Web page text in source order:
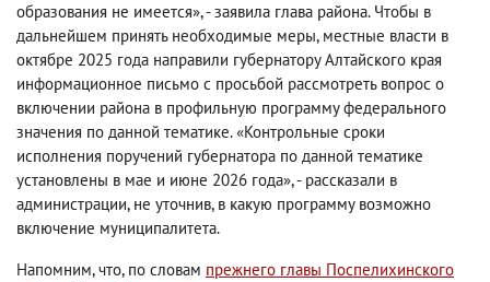
образования не имеется», - заявила глава района. Чтобы в
дальнейшем принять необходимые меры, местные власти в
октябре 2025 года направили губернатору Алтайского края
информационное письмо с просьбой рассмотреть вопрос о
включении района в профильную программу федерального
значения по данной тематике. «Контрольные сроки
исполнения поручений губернатора по данной тематике
установлены в мае и июне 2026 года», - рассказали в
администрации, не уточнив, в какую программу возможно
включение муниципалитета.
Напомним, что, по словам прежнего главы Поспелихинского